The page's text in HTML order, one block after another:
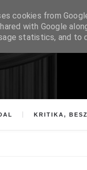
KRITIKA,
cookies from
with Google
statistics, and to